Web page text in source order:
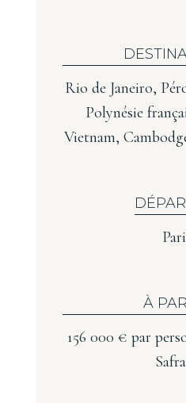
Rio de Janeiro,
Polynésie
Vietnam,
À
156 000 € par